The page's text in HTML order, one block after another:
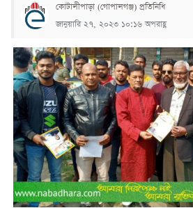
কোটালীপাড়া (গোপালগঞ্জ) প্রতিনিধি
জানুয়ারি ২৭, ২০২৩ ১০:১৬ অপরাহ্ণ